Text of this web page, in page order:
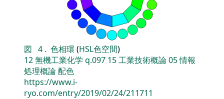
図 4 . 色相環 (HSL色空間)
12無機工業化学 q.097 15工業技術概論05情報
処理概論配色
https://www.i-
ryo.com/entry/2019/02/24/211711